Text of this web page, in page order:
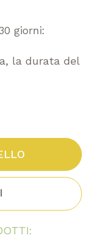
giorni:
la durata del